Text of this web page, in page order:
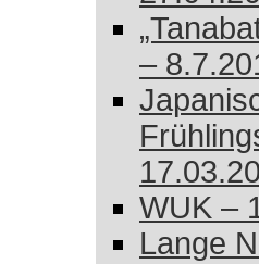
–
WUK –
Lange